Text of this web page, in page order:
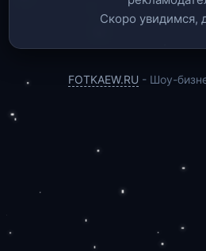
Скоро увидимся,
FOTKAEW.RU - Шоу-